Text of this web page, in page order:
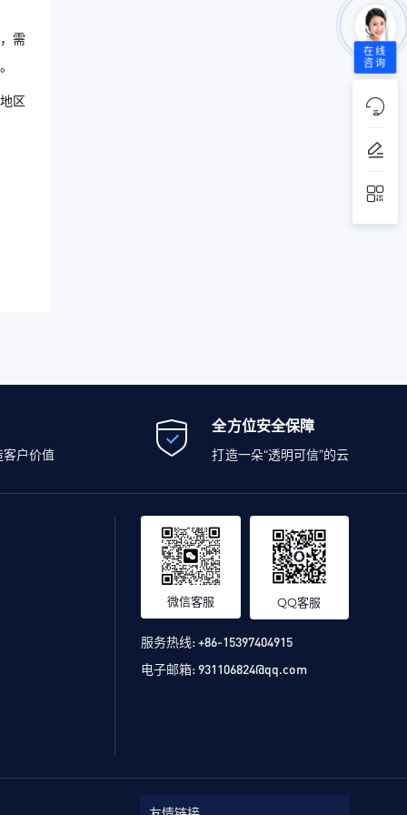
需
区
户价值
全方位安全保障
打造一朵“透明可信”的云
微信客服 QQ客服
服务热线:+86-15397404915
电子邮箱:931106824@qq.com
在线
咨询